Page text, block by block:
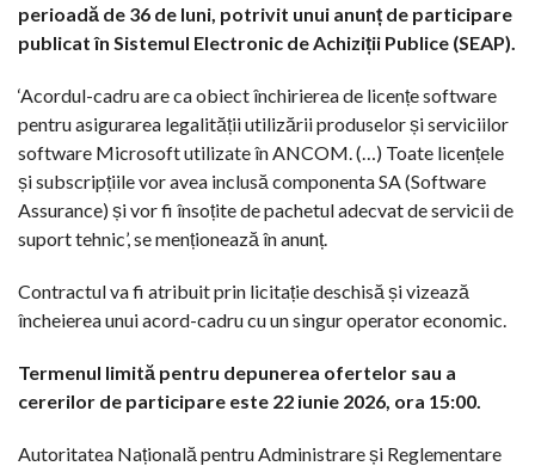
perioadă de 36 de luni, potrivit unui anunț de participare
publicat în Sistemul Electronic de Achiziții Publice (SEAP).
‘Acordul-cadru are ca obiect închirierea de licențe software
pentru asigurarea legalității utilizării produselor și serviciilor
software Microsoft utilizate în ANCOM. (…) Toate licențele
și subscripțiile vor avea inclusă componenta SA (Software
Assurance) și vor fi însoțite de pachetul adecvat de servicii de
suport tehnic’, se menționează în anunț.
Contractul va fi atribuit prin licitație deschisă și vizează
încheierea unui acord-cadru cu un singur operator economic.
Termenul limită pentru depunerea ofertelor sau a
cererilor de participare este 22 iunie 2026, ora 15:00.
Autoritatea Națională pentru Administrare și Reglementare